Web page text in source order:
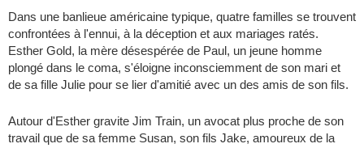
Dans une banlieue américaine typique, quatre familles se trouvent
confrontées à l'ennui, à la déception et aux mariages ratés.
Esther Gold, la mère désespérée de Paul, un jeune homme
plongé dans le coma, s'éloigne inconsciemment de son mari et
de sa fille Julie pour se lier d'amitié avec un des amis de son fils.
Autour d'Esther gravite Jim Train, un avocat plus proche de son
travail que de sa femme Susan, son fils Jake, amoureux de la